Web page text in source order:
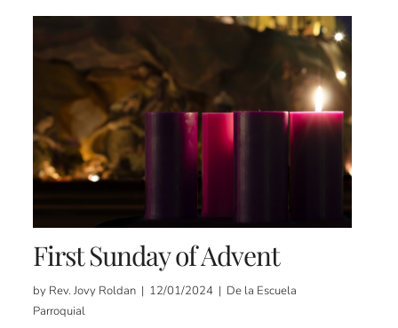
First Sunday of Advent
by Rev. Jovy Roldan | 12/01/2024 | De la Escuela
Parroquial